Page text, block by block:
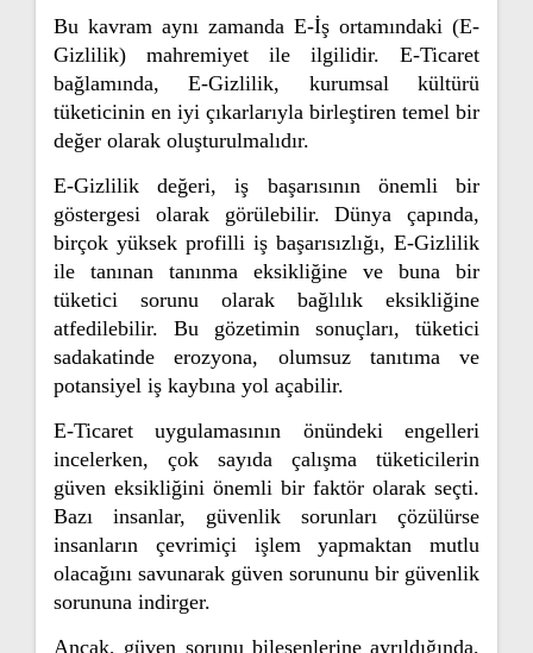
Bu kavram aynı zamanda E-İş ortamındaki (E-
Gizlilik) mahremiyet ile ilgilidir. E-Ticaret
bağlamında, E-Gizlilik, kurumsal kültürü
tüketicinin en iyi çıkarlarıyla birleştiren temel bir
değer olarak oluşturulmalıdır.
E-Gizlilik değeri, iş başarısının önemli bir
göstergesi olarak görülebilir. Dünya çapında,
birçok yüksek profilli iş başarısızlığı, E-Gizlilik
ile tanınan tanınma eksikliğine ve buna bir
tüketici sorunu olarak bağlılık eksikliğine
atfedilebilir. Bu gözetimin sonuçları, tüketici
sadakatinde erozyona, olumsuz tanıtıma ve
potansiyel iş kaybına yol açabilir.
E-Ticaret uygulamasının önündeki engelleri
incelerken, çok sayıda çalışma tüketicilerin
güven eksikliğini önemli bir faktör olarak seçti.
Bazı insanlar, güvenlik sorunları çözülürse
insanların çevrimiçi işlem yapmaktan mutlu
olacağını savunarak güven sorununu bir güvenlik
sorununa indirger.
Ancak, güven sorunu bileşenlerine ayrıldığında,